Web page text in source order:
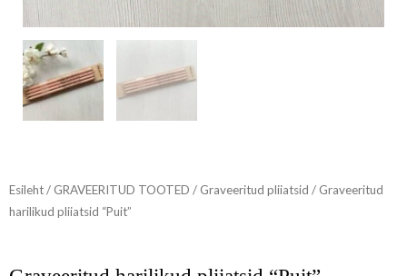
Esileht/ GRAVEERITUD TOOTED / Graveeritud pliiatsid / Graveeritud
harilikud pliiatsid “Puit”